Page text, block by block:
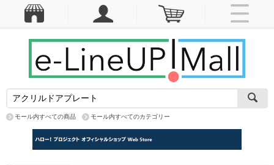
モール内すべての商品 モール内すべてのカテゴリー